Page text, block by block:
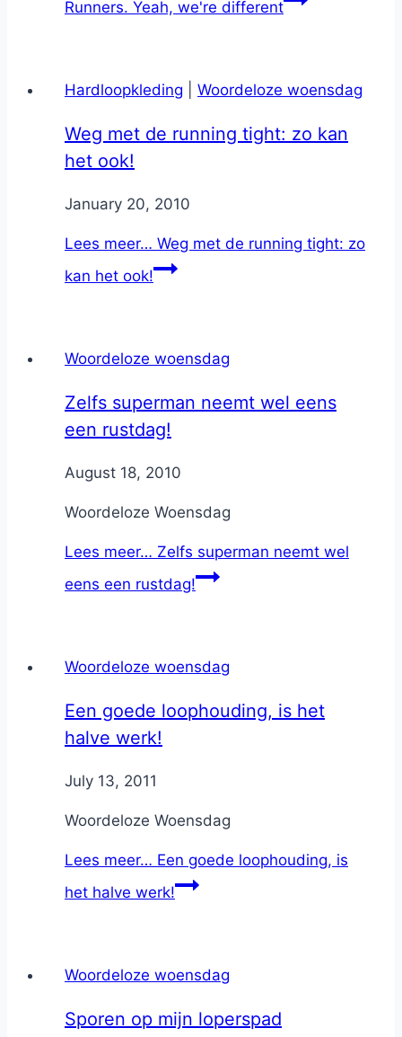
Runners. Yeah, we're different
Hardloopkleding Woordeloze woensdag
Weg met de running tight: zo kan
het ook!
ByNicole
January 20, 2010
Lees meer… Weg met de running tight: zo
kan het ook!
Woordeloze woensdag
Zelfs superman neemt wel eens
een rustdag!
ByNicole
August 18, 2010
Woordeloze Woensdag
Lees meer… Zelfs superman neemt wel
eens een rustdag!
Woordeloze woensdag
Een goede loophouding, is het
halve werk!
ByNicole
July 13, 2011
Woordeloze Woensdag
Lees meer… Een goede loophouding, is
het halve werk!
Woordeloze woensdag
Sporen op mijn loperspad